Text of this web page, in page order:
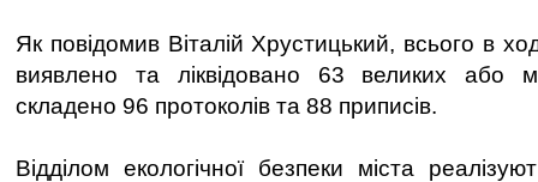
Як повідомив Віталій Хрустицький, всього в
виявлено та ліквідовано 63 великих або
складено 96 протоколів та 88 приписів.
Відділом екологічної безпеки міста